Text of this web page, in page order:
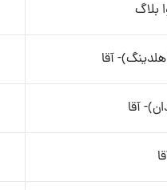
بلاگ
آقا
آقا